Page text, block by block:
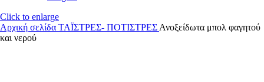
Click to enlarge
Αρχική σελίδα ΤΑΪΣΤΡΕΣ- ΠΟΤΙΣΤΡΕΣ Ανοξείδωτα μπολ φαγητού
και νερού